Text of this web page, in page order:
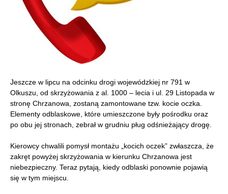
Jeszcze w lipcu na odcinku drogi wojewódzkiej nr 791 w
Olkuszu, od skrzyżowania z al. 1000 – lecia i ul. 29 Listopada w
stronę Chrzanowa, zostaną zamontowane tzw. kocie oczka.
Elementy odblaskowe, które umieszczone były pośrodku oraz
po obu jej stronach, zebrał w grudniu pług odśnieżający drogę.
Kierowcy chwalili pomysł montażu „kocich oczek” zwłaszcza, że
zakręt powyżej skrzyżowania w kierunku Chrzanowa jest
niebezpieczny. Teraz pytają, kiedy odblaski ponownie pojawią
się w tym miejscu.